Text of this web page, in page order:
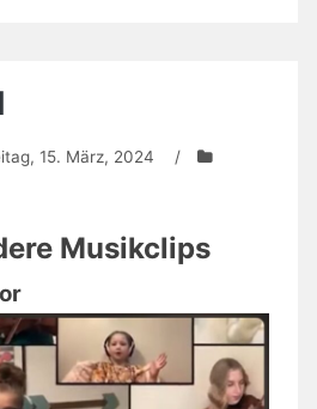
15. März, 2024
/
Musikclips